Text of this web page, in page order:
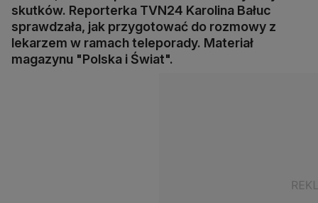
skutków. Reporterka TVN24 Karolina Bałuc
sprawdzała, jak przygotować do rozmowy z
lekarzem w ramach teleporady. Materiał
magazynu "Polska i Świat".